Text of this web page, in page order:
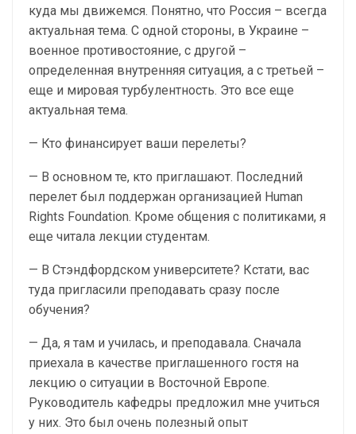
куда мы движемся. Понятно, что Россия – всегда
актуальная тема. С одной стороны, в Украине –
военное противостояние, с другой –
определенная внутренняя ситуация, а с третьей –
еще и мировая турбулентность. Это все еще
актуальная тема.
— Кто финансирует ваши перелеты?
— В основном те, кто приглашают. Последний
перелет был поддержан организацией Human
Rights Foundation. Кроме общения с политиками, я
еще читала лекции студентам.
— В Стэндфордском университете? Кстати, вас
туда пригласили преподавать сразу после
обучения?
— Да, я там и училась, и преподавала. Сначала
приехала в качестве приглашенного гостя на
лекцию о ситуации в Восточной Европе.
Руководитель кафедры предложил мне учиться
у них. Это был очень полезный опыт